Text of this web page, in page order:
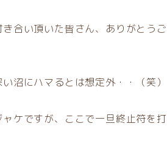
合い頂いた皆さん、ありがとうご
沼にハマるとは想定外・・（笑）
ケですが、ここで一旦終止符を打